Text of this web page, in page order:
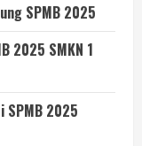
SPMB 2025
2025 SMKN 1
SPMB 2025